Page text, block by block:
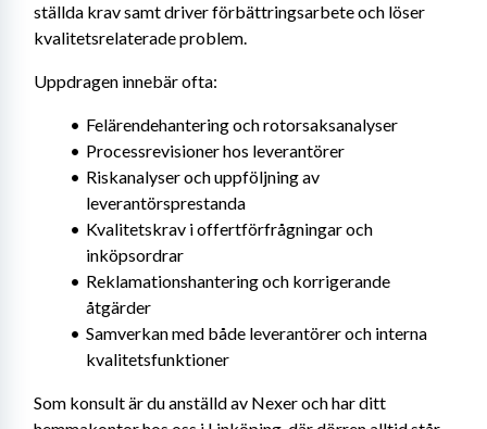
ställda krav samt driver förbättringsarbete och löser
kvalitetsrelaterade problem.
Uppdragen innebär ofta:
Felärendehantering och rotorsaksanalyser
Processrevisioner hos leverantörer
Riskanalyser och uppföljning av
leverantörsprestanda
Kvalitetskrav i offertförfrågningar och
inköpsordrar
Reklamationshantering och korrigerande
åtgärder
Samverkan med både leverantörer och interna
kvalitetsfunktioner
Som konsult är du anställd av Nexer och har ditt